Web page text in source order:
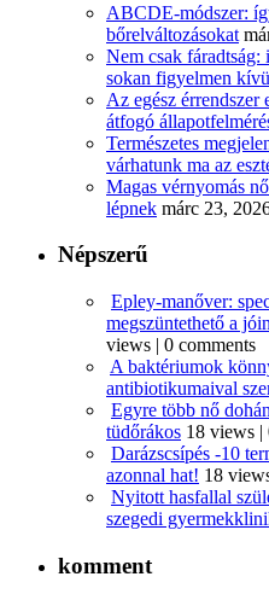
ABCDE‑módszer:
bőrelváltozásokat
Nem csak fáradtság:
sokan figyelmen
Az egész érrendszer
átfogó
Természetes
várhatunk ma az
Magas vérnyomás
lépnek márc 23,
Népszerű
Epley-manőver:
megszüntethető a
views | 0 comments
A baktériumok
antibiotikumaival
Egyre több nő
tüdőrákos 18 views |
Darázscsípés -10
azonnal hat! 18
Nyitott hasfallal
szegedi
komment